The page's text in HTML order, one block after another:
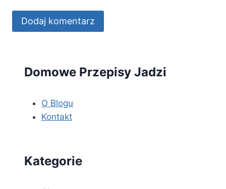
Domowe Przepisy Jadzi
O Blogu
Kontakt
Kategorie